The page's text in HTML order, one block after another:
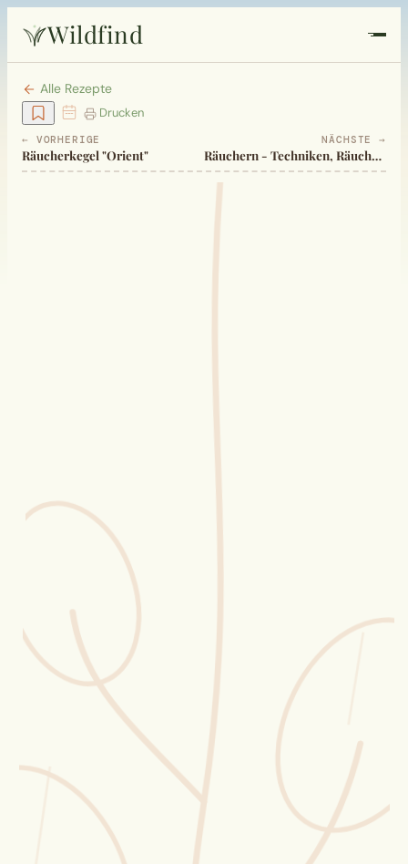
Wildfind
Startseite
Pflanzen
Blüten-Finder
Phänologie-Radar
Vogelstimmen
Gartenplaner
Düngeberater
Challenges
Wusstest du?
Alle Rezepte
Drucken
← VORHERIGE
Räucherkegel "Orient"
NÄCHSTE →
Räuchern - Techniken, Räucherrezepte